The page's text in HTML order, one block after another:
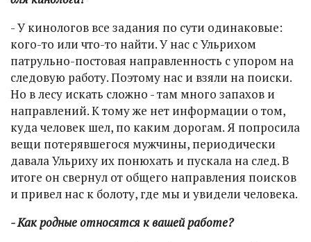
- У кинологов все задания по сути одинаковые:
кого-то или что-то найти. У нас с Ульрихом
патрульно-постовая направленность с упором на
следовую работу. Поэтому нас и взяли на поиски.
Но в лесу искать сложно - там много запахов и
направлений. К тому же нет информации о том,
куда человек шел, по каким дорогам. Я попросила
вещи потерявшегося мужчины, периодически
давала Ульриху их понюхать и пускала на след. В
итоге он свернул от общего направления поисков
и привел нас к болоту, где мы и увидели человека.
- Как родные относятся к вашей работе?